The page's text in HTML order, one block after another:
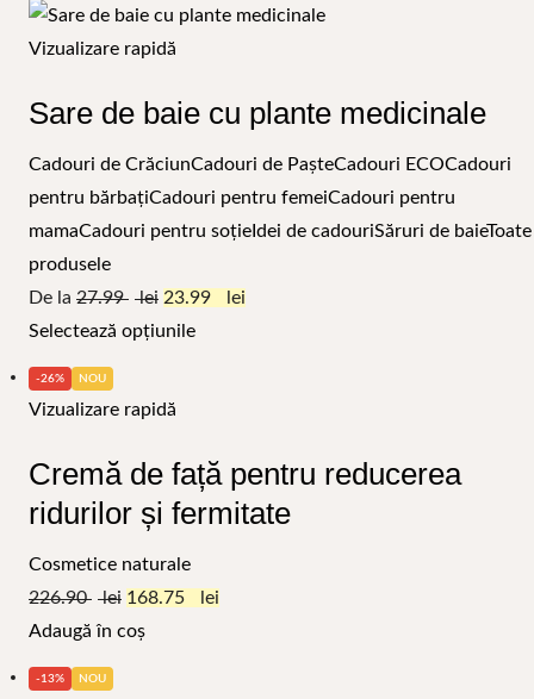
Vizualizare rapidă
Sare de baie cu plante medicinale
Cadouri de CrăciunCadouri de PașteCadouri ECOCadouri
pentru bărbațiCadouri pentru femeiCadouri pentru
mamaCadouri pentru soție Idei de cadouriSăruri de baieToate
produsele
De la 27.99
23.99
Selectează opțiunile
-26% NOU
Vizualizare rapidă
Cremă de față pentru reducerea
ridurilor și fermitate
Cosmetice naturale
226.90
168.75
Adaugă în coș
-13% NOU